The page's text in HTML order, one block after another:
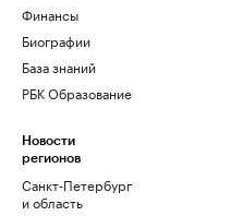
Финансы
Биографии
База знаний
РБК Образование
Новости
регионов
Санкт-Петербург
и область